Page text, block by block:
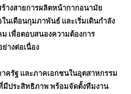
างสายการผลิตหน้ากากอนามัย
นเดือนกุมภาพันธ์ และเริ่มเดินกำลัง
เพื่อตอบสนองความต้องการ
างต่อเนื่อง
ครัฐ และภาคเอกชนในอุตสาหกรรม
มีประสิทธิภาพ พร้อมจัดตั้งทีมงาน